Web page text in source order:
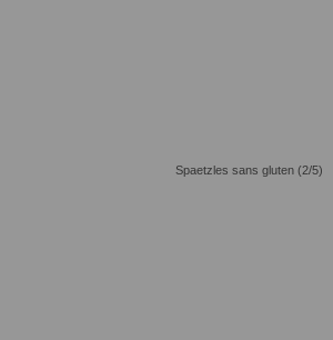
Spaetzles sans gluten (2/5)